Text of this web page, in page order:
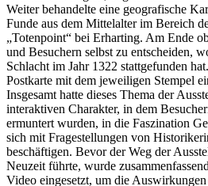
Weiter behandelte eine geografische
Funde aus dem Mittelalter im Bereich
„Totenpoint“ bei Erharting. Am Ende
und Besuchern selbst zu entscheiden,
Schlacht im Jahr 1322 stattgefunden
Postkarte mit dem jeweiligen Stempel
Insgesamt hatte dieses Thema der
interaktiven Charakter, in dem
ermuntert wurden, in die Faszination
sich mit Fragestellungen von
beschäftigen. Bevor der Weg der
Neuzeit führte, wurde
Video eingesetzt, um die